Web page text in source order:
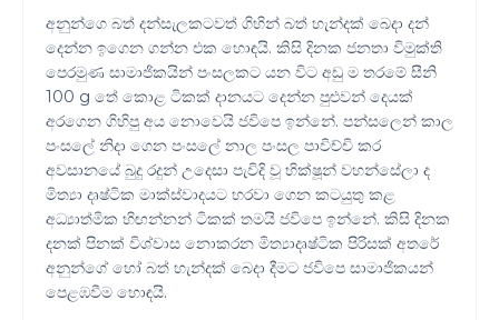
අනුන්ගෙ බත් දන්සැලකටවත් ගිහින් බත් හැන්දක් බෙදා දන්
දෙන්න ඉගෙන ගන්න එක හොඳයි. කිසි දිනක ජනතා විමුක්ති
පෙරමුණ සාමාජිකයින් පංසලකට යන විට අඩු ම තරමේ සීනි
100 g තේ කොළ ටිකක් දානයට දෙන්න පුළුවන් දෙයක්
අරගෙන ගිහිපු අය නොවෙයි ජවිපෙ ඉන්නේ. පන්සලෙන් කාල
පංසලේ නිදා ගෙන පංසලේ නාල පංසල පාවිච්චි කර
අවසානයේ බුදු රදුන් උදෙසා පැවිදි වූ භික්ෂූන් වහන්සේලා ද
මිත්‍යා දෘෂ්ටික මාක්ස්වාදයට හරවා ගෙන කටයුතු කළ
අධ්‍යාත්මික හිඟන්නන් ටිකක් තමයි ජවිපෙ ඉන්නේ. කිසි දිනක
දනක් පිනක් විශ්වාස නොකරන මිත්‍යාදෘෂ්ටික පිරිසක් අතරේ
අනුන්ගේ හෝ බත් හැන්දක් බෙදා දීමට ජවිපෙ සාමාජිකයන්
පෙළඹවීම හො‍ඳයි.